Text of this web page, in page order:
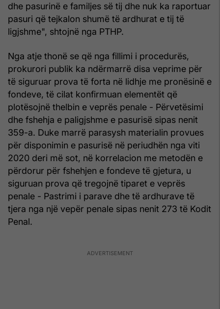
dhe pasurinë e familjes së tij dhe nuk ka raportuar
pasuri që tejkalon shumë të ardhurat e tij të
ligjshme", shtojnë nga PTHP.
Nga atje thonë se që nga fillimi i procedurës,
prokurori publik ka ndërmarrë disa veprime për
të siguruar prova të forta në lidhje me pronësinë e
fondeve, të cilat konfirmuan elementët që
plotësojnë thelbin e veprës penale - Përvetësimi
dhe fshehja e paligjshme e pasurisë sipas nenit
359-a. Duke marrë parasysh materialin provues
për disponimin e pasurisë në periudhën nga viti
2020 deri më sot, në korrelacion me metodën e
përdorur për fshehjen e fondeve të gjetura, u
siguruan prova që tregojnë tiparet e veprës
penale - Pastrimi i parave dhe të ardhurave të
tjera nga një vepër penale sipas nenit 273 të Kodit
Penal.